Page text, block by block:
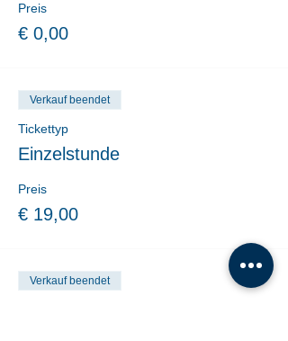
Preis
€ 0,00
Verkauf beendet
Tickettyp
Einzelstunde
Preis
€ 19,00
Verkauf beendet